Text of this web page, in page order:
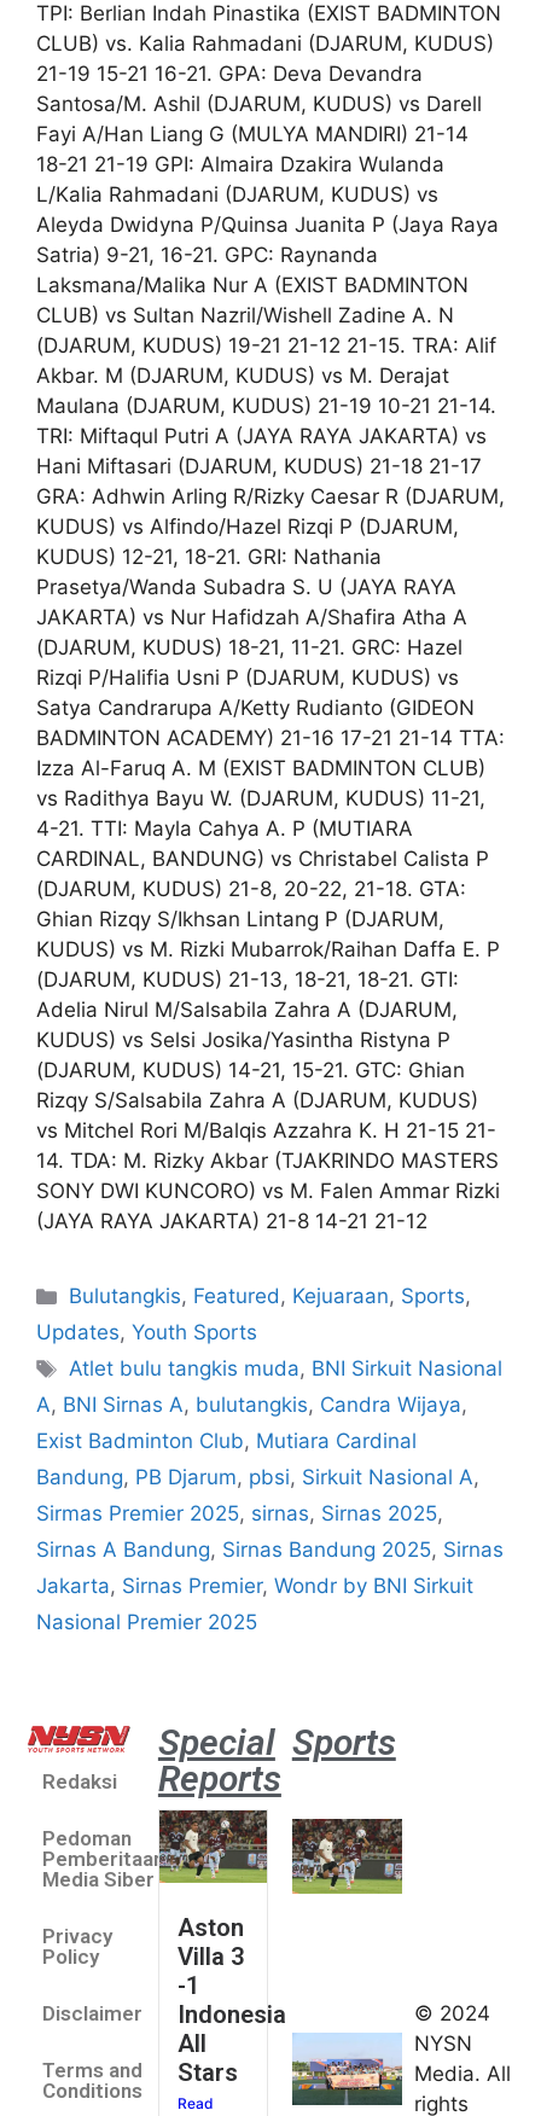
TPI: Berlian Indah Pinastika (EXIST BADMINTON
CLUB) vs. Kalia Rahmadani (DJARUM, KUDUS)
21-19 15-21 16-21. GPA: Deva Devandra
Santosa/M. Ashil (DJARUM, KUDUS) vs Darell
Fayi A/Han Liang G (MULYA MANDIRI) 21-14
18-21 21-19 GPI: Almaira Dzakira Wulanda
L/Kalia Rahmadani (DJARUM, KUDUS) vs
Aleyda Dwidyna P/Quinsa Juanita P (Jaya Raya
Satria) 9-21, 16-21. GPC: Raynanda
Laksmana/Malika Nur A (EXIST BADMINTON
CLUB) vs Sultan Nazril/Wishell Zadine A. N
(DJARUM, KUDUS) 19-21 21-12 21-15. TRA: Alif
Akbar. M (DJARUM, KUDUS) vs M. Derajat
Maulana (DJARUM, KUDUS) 21-19 10-21 21-14.
TRI: Miftaqul Putri A (JAYA RAYA JAKARTA) vs
Hani Miftasari (DJARUM, KUDUS) 21-18 21-17
GRA: Adhwin Arling R/Rizky Caesar R (DJARUM,
KUDUS) vs Alfindo/Hazel Rizqi P (DJARUM,
KUDUS) 12-21, 18-21. GRI: Nathania
Prasetya/Wanda Subadra S. U (JAYA RAYA
JAKARTA) vs Nur Hafidzah A/Shafira Atha A
(DJARUM, KUDUS) 18-21, 11-21. GRC: Hazel
Rizqi P/Halifia Usni P (DJARUM, KUDUS) vs
Satya Candrarupa A/Ketty Rudianto (GIDEON
BADMINTON ACADEMY) 21-16 17-21 21-14 TTA:
Izza Al-Faruq A. M (EXIST BADMINTON CLUB)
vs Radithya Bayu W. (DJARUM, KUDUS) 11-21,
4-21. TTI: Mayla Cahya A. P (MUTIARA
CARDINAL, BANDUNG) vs Christabel Calista P
(DJARUM, KUDUS) 21-8, 20-22, 21-18. GTA:
Ghian Rizqy S/Ikhsan Lintang P (DJARUM,
KUDUS) vs M. Rizki Mubarrok/Raihan Daffa E. P
(DJARUM, KUDUS) 21-13, 18-21, 18-21. GTI:
Adelia Nirul M/Salsabila Zahra A (DJARUM,
KUDUS) vs Selsi Josika/Yasintha Ristyna P
(DJARUM, KUDUS) 14-21, 15-21. GTC: Ghian
Rizqy S/Salsabila Zahra A (DJARUM, KUDUS)
vs Mitchel Rori M/Balqis Azzahra K. H 21-15 21-
14. TDA: M. Rizky Akbar (TJAKRINDO MASTERS
SONY DWI KUNCORO) vs M. Falen Ammar Rizki
(JAYA RAYA JAKARTA) 21-8 14-21 21-12
Bulutangkis, Featured, Kejuaraan, Sports,
Updates, Youth Sports
Atlet bulu tangkis muda, BNI Sirkuit Nasional
A, BNI Sirnas A, bulutangkis, Candra Wijaya,
Exist Badminton Club, Mutiara Cardinal
Bandung, PB Djarum, pbsi, Sirkuit Nasional A,
Sirmas Premier 2025, sirnas, Sirnas 2025,
Sirnas A Bandung, Sirnas Bandung 2025, Sirnas
Jakarta, Sirnas Premier, Wondr by BNI Sirkuit
Nasional Premier 2025
Redaksi
Pedoman
Pemberitaan
Media Siber
Privacy
Policy
Disclaimer
Terms and
Conditions
Special
Reports
Aston
Villa 3
-1
Indonesia
All
Stars
Read
Sports
umum
Kejurnas
Panahan
Junior di
© 2024
NYSN
Media. All
rights